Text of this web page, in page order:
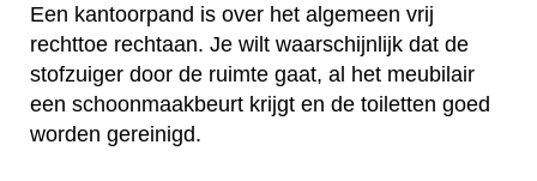
Een kantoorpand is over het algemeen vrij
rechttoe rechtaan. Je wilt waarschijnlijk dat de
stofzuiger door de ruimte gaat, al het meubilair
een schoonmaakbeurt krijgt en de toiletten goed
worden gereinigd.